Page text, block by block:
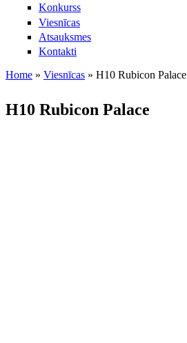
Konkurss
Viesnīcas
Atsauksmes
Kontakti
Home » Viesnīcas » H10 Rubicon Palace
H10 Rubicon Palace